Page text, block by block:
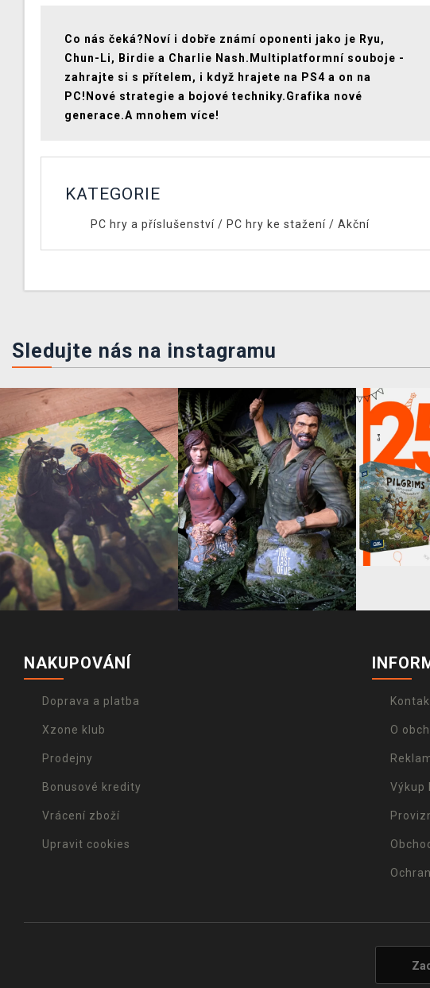
Co nás čeká?Noví i dobře známí oponenti jako je Ryu,
Chun-Li, Birdie a Charlie Nash.Multiplatformní souboje -
zahrajte si s přítelem, i když hrajete na PS4 a on na
PC!Nové strategie a bojové techniky.Grafika nové
generace.A mnohem více!
KATEGORIE
PC hry a příslušenství/ PC hry ke stažení/ Akční
Sledujte nás na instagramu
NAKUPOVÁNÍ
Doprava a platba
Xzone klub
Prodejny
Bonusové kredity
Vrácení zboží
Upravit cookies
O
Výkup